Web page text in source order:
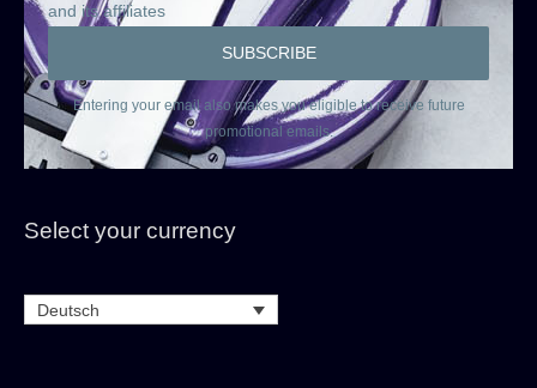
and its affiliates
Entering your email also makes you eligible to receive future
promotional emails.
Select your currency
Deutsch